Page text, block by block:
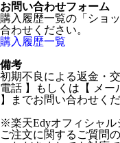
お問い合わせフォーム
購入履歴一覧の「ショ
合わせください。
購入履歴一覧
備考
初期不良による返金・
電話 】もしくは【 メー
】までお問い合わせくだ
※楽天Edyオフィシャル
ご注文に関するご質問